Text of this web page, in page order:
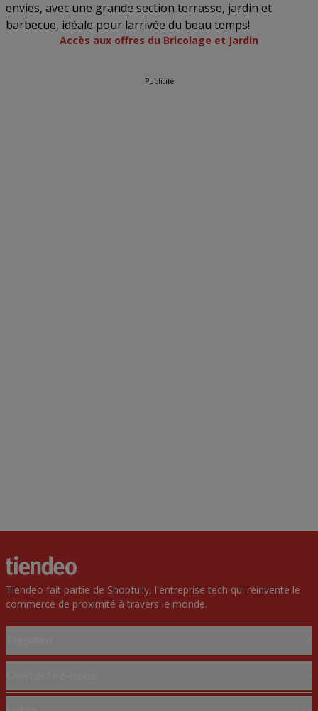
envies, avec une grande section terrasse, jardin et
barbecue, idéale pour larrivée du beau temps!
Accès aux offres du Bricolage et Jardin
Publicité
Tiendeo fait partie de Shopfully, l'entreprise tech qui réinvente le
commerce de proximité à travers le monde.
Solutions professionnelles